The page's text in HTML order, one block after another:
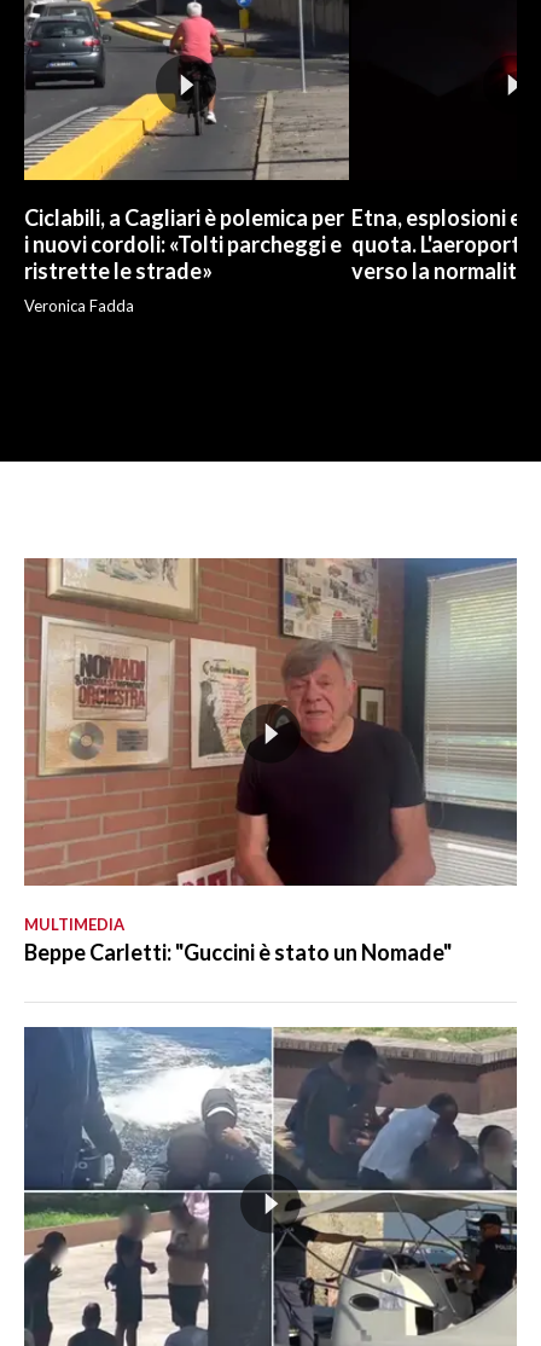
Ciclabili, a Cagliari è polemica per
i nuovi cordoli: «Tolti parcheggi e
ristrette le strade»
Veronica Fadda
Etna, esplosioni e
quota. L'aeroporto
verso la normalità
MULTIMEDIA
Beppe Carletti: "Guccini è stato un Nomade"